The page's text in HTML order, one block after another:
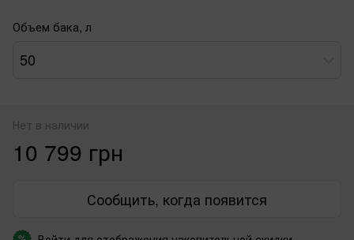
Объем бака, л
50
Нет в наличии
10 799 грн
Сообщить, когда появится